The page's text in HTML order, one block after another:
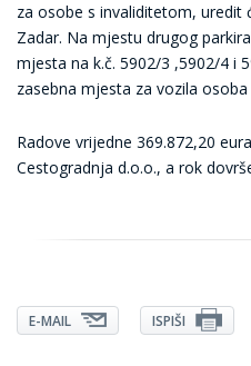
za osobe s invaliditetom, uredit
Zadar. Na mjestu drugog
mjesta na k.č. 5902/3 ,5902/4 i
zasebna mjesta za vozila
Radove vrijedne 369.872,20
Cestogradnja d.o.o., a rok
E-MAIL ISPIŠI